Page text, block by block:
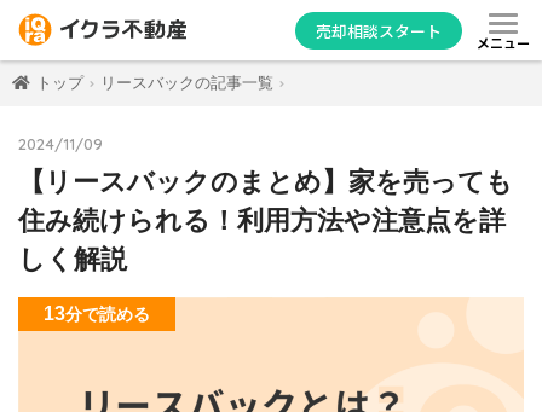
売却相談スタート
メニュー
トップ リースバックの記事一覧
2024/11/09
【リースバックのまとめ】家を売っても
住み続けられる！利用方法や注意点を詳
しく解説
13分で読める